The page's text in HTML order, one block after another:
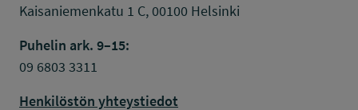
Kaisaniemenkatu 1 C, 00100 Helsinki
Puhelin ark. 9–15:
09 6803 3311
Henkilöstön yhteystiedot